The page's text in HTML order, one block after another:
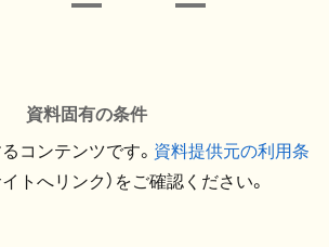
資料固有の条件
コンテンツです。 資料提供元の利用条
イトへリンク）をご確認ください。